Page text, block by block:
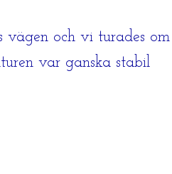
vägen och vi turades om
var ganska stabil